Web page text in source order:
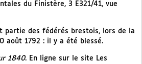
du Finistère, 3 E321/41, vue
partie des fédérés brestois, lors de la
août 1792 : il y a été blessé.
1840. En ligne sur le site Les